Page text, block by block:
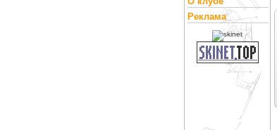
Реклама
AZ Atelier (3)